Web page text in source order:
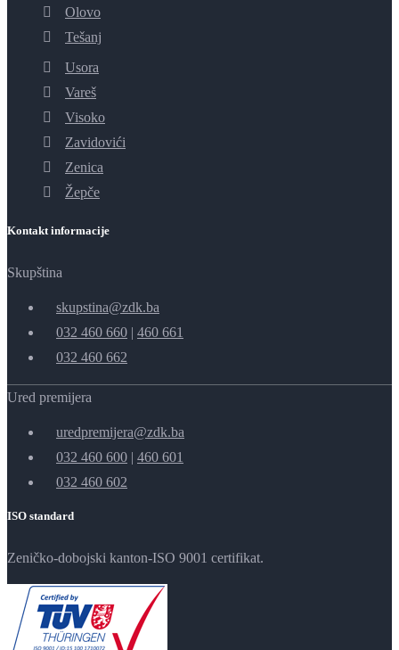
Olovo
Tešanj
Usora
Vareš
Visoko
Zavidovići
Zenica
Žepče
Kontakt informacije
Skupština
skupstina@zdk.ba
032 460 660 | 460 661
032 460 662
Ured premijera
uredpremijera@zdk.ba
032 460 600 | 460 601
032 460 602
ISO standard
Zeničko-dobojski kanton-ISO 9001 certifikat.